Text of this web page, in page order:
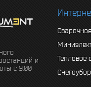
и
с 9:00
Тепловое